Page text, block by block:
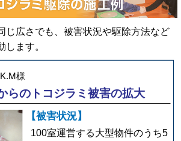
じ広さでも、被害状況や駆除方法など
します。
様
らのトコジラミ被害の拡大
【被害状況】
100室運営する大型物件のうち5